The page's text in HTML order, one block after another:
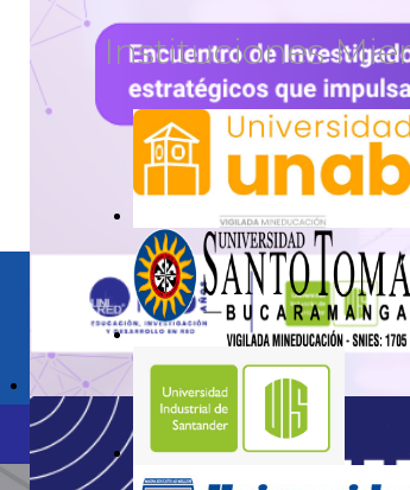
ACTIVA2REVIEW
Instituciones